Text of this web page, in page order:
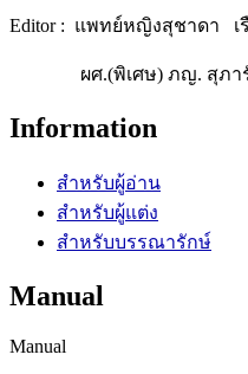
Editor : แพทย์หญิงสุชาดา เ
ผศ.(พิเศษ) ภญ. สุภารั
Information
สำหรับผู้อ่าน
สำหรับผู้แต่ง
สำหรับบรรณารักษ์
Manual
Manual